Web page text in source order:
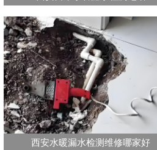
西安水暖漏水检测维修哪家好